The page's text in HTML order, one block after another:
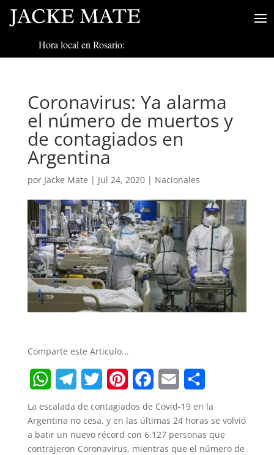
Hora local en Rosario:
Coronavirus: Ya alarma
el número de muertos y
de contagiados en
Argentina
por Jacke Mate | Jul 24, 2020| Nacionales
Comparte este Articulo...
h
a
T
e
l
T
w
i
i
n
a
c
m
a
h
a
La escalada de contagiados de Covid-19 en la
Argentina no cesa, y en las últimas 24 horas se volvió
a batir un nuevo récord con 6.127 personas que
contrajeron Coronavirus, mientras que el número de